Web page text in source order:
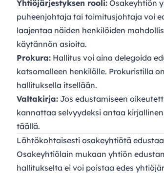
Yhtiöjärjestyksen rooli: Osakeyhtiön
puheenjohtaja tai toimitusjohtaja voi
laajentaa näiden henkilöiden
käytännön asioita.
Prokura: Hallitus voi aina delegoida
katsomalleen henkilölle. Prokuristilla
hallituksella itsellään.
Valtakirja: Jos edustamiseen
kannattaa selvyydeksi antaa
täällä.
Lähtökohtaisesti osakeyhtiötä
Osakeyhtiölain mukaan yhtiön
hallitukselta ei voi poistaa edes